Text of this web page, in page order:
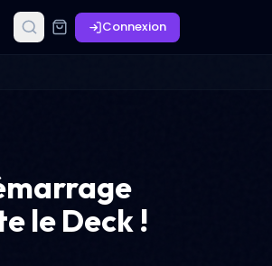
Connexion
le Deck !